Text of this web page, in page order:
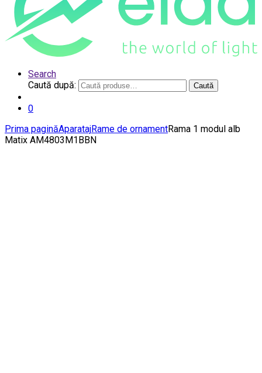
Search
Caută după:
Caută
0
Prima paginăAparatajRame de ornamentRama 1 modul alb
Matix AM4803M1BBN